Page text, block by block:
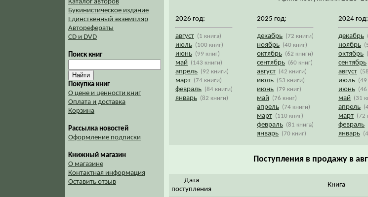
Каталог авторов
Букинистическое издание
Единственный экземпляр
Авторефераты
CD и DVD
Поиск книг
Покупка книг
О цене и ценности книг
Оплата и доставка
Корзина
Рассылка новостей
Оформление подписки
Книжный магазин
О магазине
Контактная информация
Оставить отзыв
2026 год:
август (1 книга)
июль (100 книг)
июнь (99 книг)
май (143 книги)
апрель (92 книги)
март (74 книги)
февраль (84 книги)
январь (82 книги)
2025 год:
декабрь (72 книги)
ноябрь (40 книг)
октябрь (62 книги)
сентябрь (60 книг)
август (42 книги)
июль (53 книги)
июнь (79 книг)
май (76 книг)
апрель (74 книги)
март (110 книг)
февраль (81 книга)
январь (70 книг)
2024 год:
декабрь
ноябрь
октябрь
сентябрь
август
июль (49
июнь (46
май (31
апрель
март (72
февраль
январь
Поступления в продажу в
Дата
поступления
Книга